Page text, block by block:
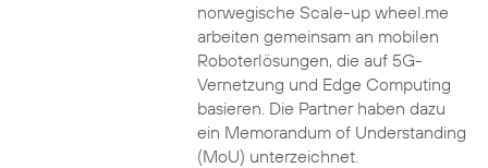
norwegische Scale-up wheel.me
arbeiten gemeinsam an mobilen
Roboterlösungen, die auf 5G-
Vernetzung und Edge Computing
basieren. Die Partner haben dazu
ein Memorandum of Understanding
(MoU) unterzeichnet.